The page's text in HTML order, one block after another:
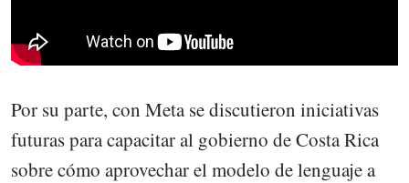
Por su parte, con Meta se discutieron iniciativas
futuras para capacitar al gobierno de Costa Rica
sobre cómo aprovechar el modelo de lenguaje a